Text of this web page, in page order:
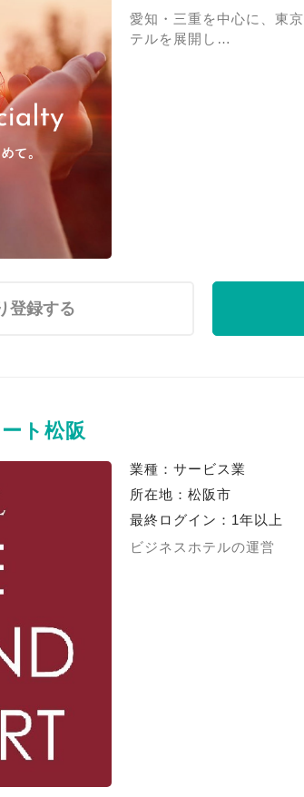
愛知・三重を中心に、東
テルを展開し…
登録する
ト松阪
業種：サービス業
所在地：松阪市
最終ログイン：1年以上
ビジネスホテルの運営